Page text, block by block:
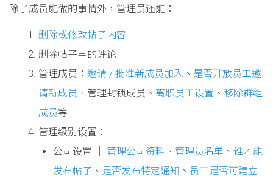
除了成员能做的事情外，管理员还能：
删除或修改帖子内容
删除帖子里的评论
管理成员： 邀请 / 批准新成员加入 、 是否开放员工邀
请新成员 、管理封锁成员、 离职员工设置 、 移除群组
成员等
管理级别设置：
公司设置 │ 管理公司资料 、 管理员名单 、 谁才能
发布帖子 、 是否发布特定通知 、 员工是否可建立